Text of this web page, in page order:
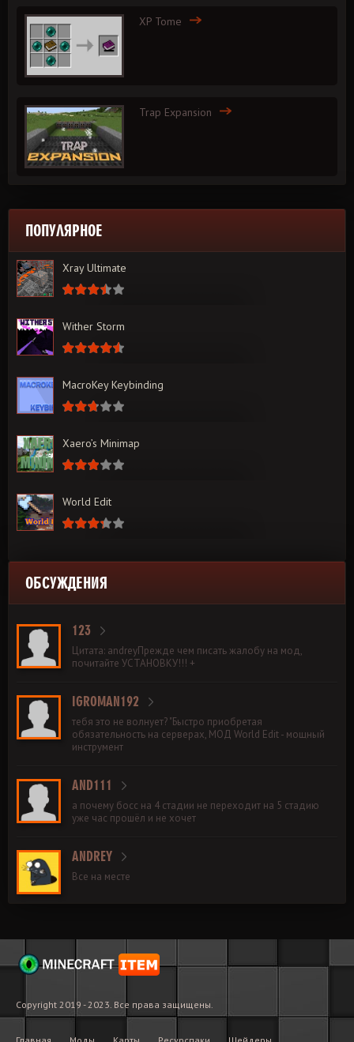
XP Tome
Trap Expansion
ПОПУЛЯРНОЕ
Xray Ultimate
Wither Storm
MacroKey Keybinding
Xaero’s Minimap
World Edit
ОБСУЖДЕНИЯ
123
Цитата: andreyПрежде чем писать жалобу на мод,
почитайте УСТАНОВКУ!!! +
IGROMAN192
тебя это не волнует? "Быстро приобретая
обязательность на серверах, МОД World Edit - мощный
инструмент
AND111
а почему босс на 4 стадии не переходит на 5 стадию
уже час прошёл и не хочет
ANDREY
Все на месте
Copyright 2019 - 2023. Все права защищены.